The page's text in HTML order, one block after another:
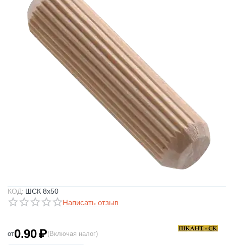
КОД: ШСК 8х50
Написать отзыв
от0.90₽(Включая налог)